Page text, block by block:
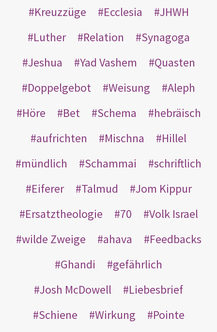
Kreuzzüge Ecclesia
JHWH
Luther
Relation
Synagoga
Jeshua
Yad Vashem
Quasten
Doppelgebot
Weisung
Aleph
Höre
Bet Schema
hebräisch
aufrichten
Mischna
Hillel
mündlich
Schammai
schriftlich
Eiferer
Talmud
Jom Kippur
Ersatztheologie
70
Volk Israel
wilde Zweige
ahava
Feedbacks
Ghandi
gefährlich
Josh McDowell
Liebesbrief
Schiene
Wirkung
Pointe